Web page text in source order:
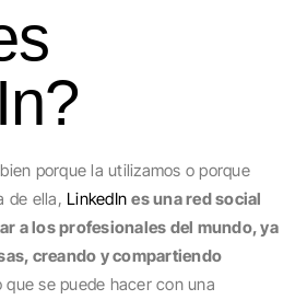
porque la utilizamos o porque
de ella, LinkedIn es una red social
a los profesionales del mundo, ya
creando y compartiendo
que se puede hacer con una